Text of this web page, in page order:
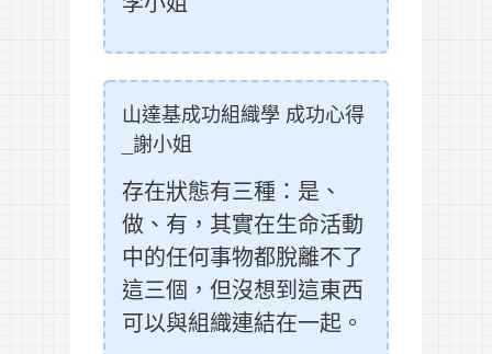
山達基成功組織學 成功心得
_謝小姐
存在狀態有三種：是、
做、有，其實在生命活動
中的任何事物都脫離不了
這三個，但沒想到這東西
可以與組織連結在一起。